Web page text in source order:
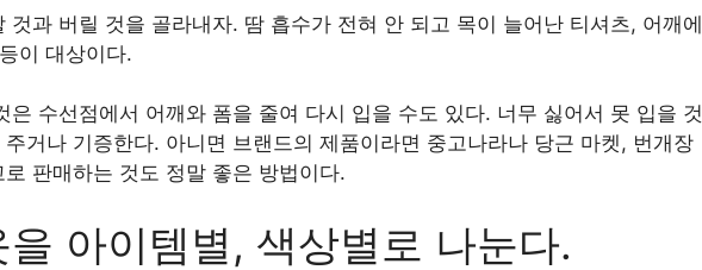
것과 버릴 것을 골라내자. 땀 흡수가 전혀 안 되고 목이 늘어난 티셔츠, 어깨에
이 대상이다.
은 수선점에서 어깨와 폼을 줄여 다시 입을 수도 있다. 너무 싫어서 못 입을 것
거나 기증한다. 아니면 브랜드의 제품이라면 중고나라나 당근 마켓, 번개장
판매하는 것도 정말 좋은 방법이다.
아이템별, 색상별로 나눈다.